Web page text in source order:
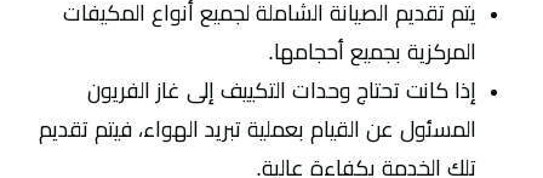
يتم تقديم الصيانة الشاملة لجميع أنواع المكيفات
المركزية بجميع أحجامها.
إذا كانت تحتاج وحدات التكييف إلى غاز الفريون
المسئول عن القيام بعملية تبريد الهواء، فيتم تقديم
تلك الخدمة بكفاءة عالية.